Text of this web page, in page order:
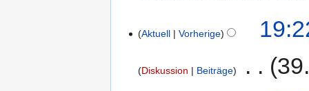
Aktuell Vorherige
Diskussion Beiträge